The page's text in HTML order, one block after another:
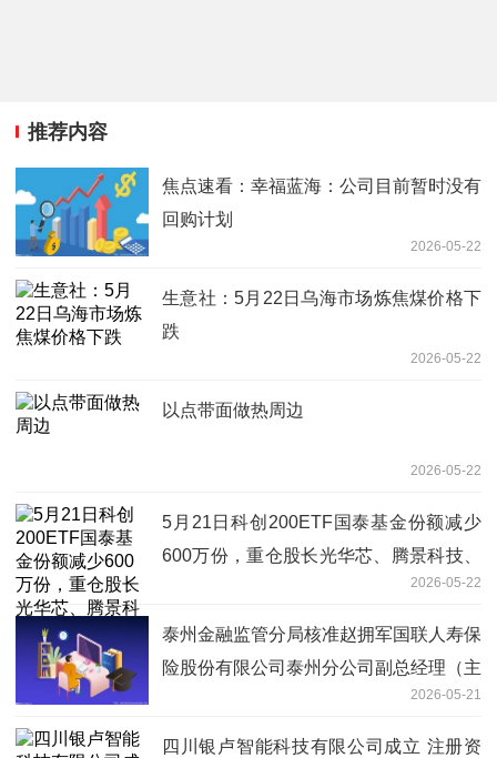
推荐内容
焦点速看：幸福蓝海：公司目前暂时没有
回购计划
2026-05-22
生意社：5月22日乌海市场炼焦煤价格下
跌
2026-05-22
以点带面做热周边
2026-05-22
5月21日科创200ETF国泰基金份额减少
600万份，重仓股长光华芯、腾景科技、
2026-05-22
泰州金融监管分局核准赵拥军国联人寿保
险股份有限公司泰州分公司副总经理（主
2026-05-21
四川银卢智能科技有限公司成立 注册资